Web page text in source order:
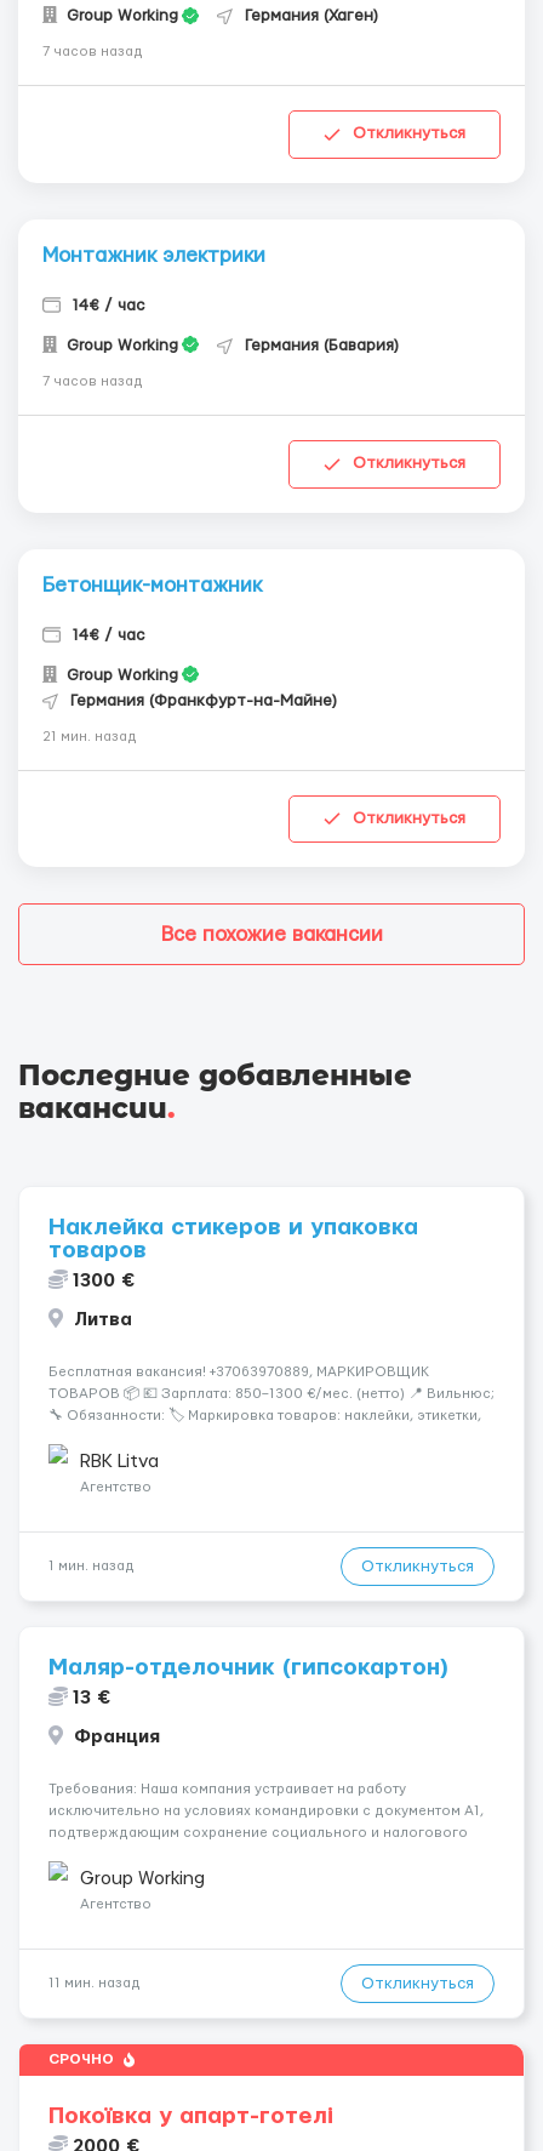
Group Working Германия (Хаген)
7 часов назад
Откликнуться
Монтажник электрики
14€ / час
Group Working Германия (Бавария)
7 часов назад
Откликнуться
Бетонщик-монтажник
14€ / час
Group Working
Германия (Франкфурт-на-Майне)
21 мин. назад
Откликнуться
Все похожие вакансии
Последние добавленные
вакансии.
Наклейка стикеров и упаковка
товаров
1300 €
Литва
Бесплатная вакансия! +37063970889, МАРКИРОВЩИК
ТОВАРОВ 📦 💶 Зарплата: 850–1300 €/мес. (нетто) 📍 Вильнюс;
🔧 Обязанности: 🏷️ Маркировка товаров: наклейки, этикетки,
косметика и др. 👨‍🏫 Всему обучаем на месте — опы...
RBK Litva
Агентство
1 мин. назад Откликнуться
Маляр-отделочник (гипсокартон)
13 €
Франция
Требования: Наша компания устраивает на работу
исключительно на условиях командировки с документом A1,
подтверждающим сохранение социального и налогового
A1 могут получить граждане стран с упрощенным доступом к
рынку труда ЕС (Укра...
Group Working
Агентство
11 мин. назад Откликнуться
СРОЧНО
Покоївка у апарт-готелі
2000 €